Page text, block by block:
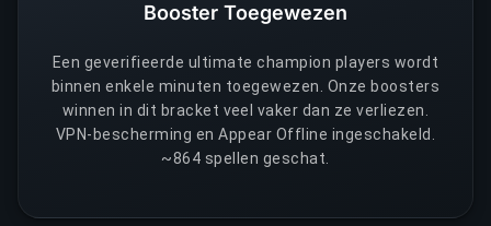
Booster Toegewezen
Een geverifieerde ultimate champion players wordt
binnen enkele minuten toegewezen. Onze boosters
winnen in dit bracket veel vaker dan ze verliezen.
VPN-bescherming en Appear Offline ingeschakeld.
~864 spellen geschat.